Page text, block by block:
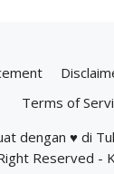
Terms of
dengan ♥ di
Reserved -